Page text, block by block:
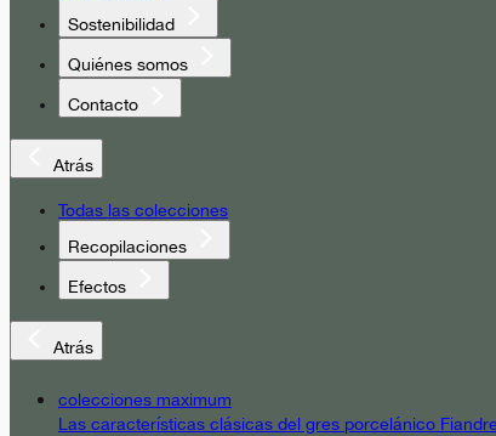
Sostenibilidad
Quiénes somos
Contacto
Atrás
Todas las colecciones
Recopilaciones
Efectos
Atrás
colecciones maximum
Las características clásicas del gres porcelánico